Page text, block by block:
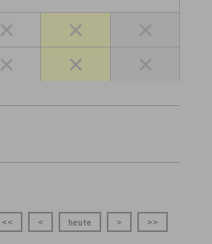
× ×
× ×
<< < heute > >>